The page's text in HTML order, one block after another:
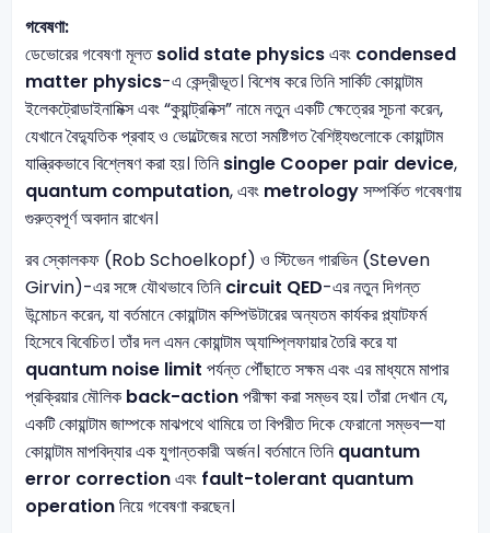
গবেষণা:
ডেভোরের গবেষণা মূলতsolid state physicsএবং condensed
matter physics-এ কেন্দ্রীভূত। বিশেষ করে তিনি সার্কিট কোয়ান্টাম
ইলেকট্রোডাইনামিক্স এবং “কুয়ান্ট্রনিক্স” নামে নতুন একটি ক্ষেত্রের সূচনা করেন,
যেখানে বৈদ্যুতিক প্রবাহ ও ভোল্টেজের মতো সমষ্টিগত বৈশিষ্ট্যগুলোকে কোয়ান্টাম
যান্ত্রিকভাবে বিশ্লেষণ করা হয়। তিনিsingle Cooper pair device,
quantum computation, এবং metrologyসম্পর্কিত গবেষণায়
গুরুত্বপূর্ণ অবদান রাখেন।
রব স্কোলকফ (Rob Schoelkopf) ও স্টিভেন গারভিন (Steven
Girvin)-এর সঙ্গে যৌথভাবে তিনিcircuit QED-এর নতুন দিগন্ত
উন্মোচন করেন, যা বর্তমানে কোয়ান্টাম কম্পিউটারের অন্যতম কার্যকর প্ল্যাটফর্ম
হিসেবে বিবেচিত। তাঁর দল এমন কোয়ান্টাম অ্যাম্প্লিফায়ার তৈরি করে যা
quantum noise limit পর্যন্ত পৌঁছাতে সক্ষম এবং এর মাধ্যমে মাপার
প্রক্রিয়ার মৌলিক back-actionপরীক্ষা করা সম্ভব হয়। তাঁরা দেখান যে,
একটি কোয়ান্টাম জাম্পকে মাঝপথে থামিয়ে তা বিপরীত দিকে ফেরানো সম্ভব—যা
কোয়ান্টাম মাপবিদ্যার এক যুগান্তকারী অর্জন। বর্তমানে তিনিquantum
error correctionএবং fault-tolerant quantum
operationনিয়ে গবেষণা করছেন।